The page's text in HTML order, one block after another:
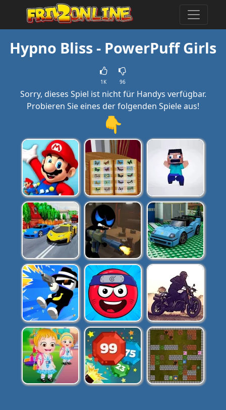
Hypno Bliss - PowerPuff Girls
1K 96
Sorry, dieses Spiel ist nicht für Handys verfügbar.
Probieren Sie eines der folgenden Spiele aus!
👇